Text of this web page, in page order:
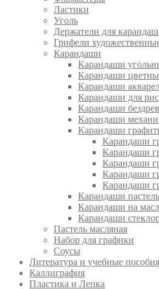
Ластики
Уголь
Держатели для
Грифели
Карандаши
Карандаши
Карандаши
Карандаши
Карандаши для
Карандаши
Карандаши
Карандаши
Карандаши
Карандаши
Карандаши
Карандаши
Карандаши
Карандаши
Карандаши на
Карандаши
Пастель масляная
Набор для графики
Соусы
Литература и учебные пособия
Каллиграфия
Пластика и Лепка